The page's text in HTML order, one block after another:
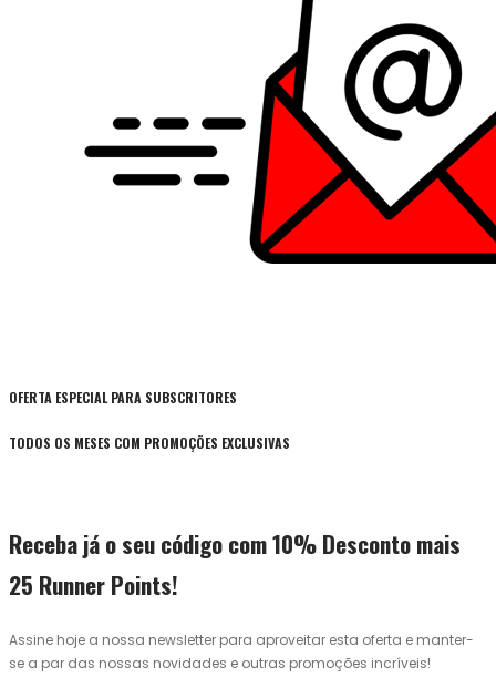
OFERTA ESPECIAL PARA SUBSCRITORES
TODOS OS MESES COM PROMOÇÕES EXCLUSIVAS
Receba já o seu código com 10% Desconto mais
25 Runner Points!
Assine hoje a nossa newsletter para aproveitar esta oferta e manter-
se a par das nossas novidades e outras promoções incríveis!